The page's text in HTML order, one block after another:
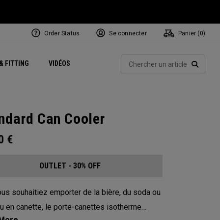
FITTING VIDÉOSExclusive Mavrik Complete Sets
Exclusivités - Balles de Golf
Juillet NEW Headwear
Women's Golf Balls
Exclusivités - Accessoires
Régionaux
Order Status Se connecter Panier ( 0)
Can Cooler
€
OUTLET - 30% OFF
souhaitiez emporter de la bière, du soda ou
en canette, le porte-canettes isotherme